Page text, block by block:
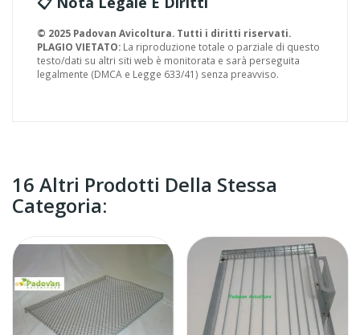
© 2025 Padovan Avicoltura. Tutti i diritti riservati.
PLAGIO VIETATO: La riproduzione totale o parziale di questo
testo/dati su altri siti web è monitorata e sarà perseguita
legalmente (DMCA e Legge 633/41) senza preavviso.
16 Altri Prodotti Della Stessa
Categoria: